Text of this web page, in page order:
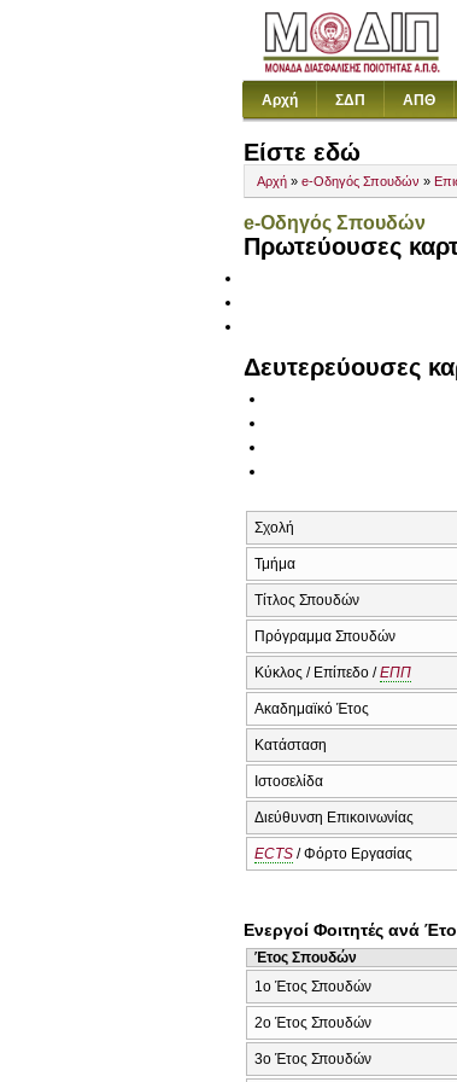
Αρχή ΣΔΠ ΑΠΘ
Είστε εδώ
Αρχή » e-Οδηγός Σπουδών »
e-Οδηγός Σπουδών
Πρωτεύουσες
Δευτερεύουσες
Σχολή
Τμήμα
Τίτλος Σπουδών
Πρόγραμμα Σπουδών
Κύκλος / Επίπεδο /ΕΠΠ
Ακαδημαϊκό Έτος
Κατάσταση
Ιστοσελίδα
Διεύθυνση Επικοινωνίας
ECTS / Φόρτο Εργασίας
Ενεργοί Φοιτητές ανά
Έτος Σπουδών
1ο Έτος Σπουδών
2ο Έτος Σπουδών
3ο Έτος Σπουδών